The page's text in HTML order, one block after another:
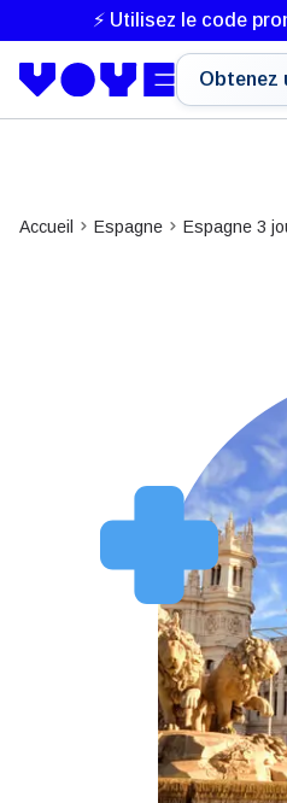
⚡ Utilisez le code
Obtenez
Accueil Espagne Espagne 3